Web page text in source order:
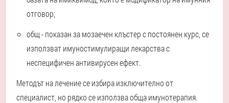
отговор;
общ - показан за мозаечен клъстер с постоянен курс, се
използват имуностимулиращи лекарства с
неспецифичен антивирусен ефект.
Методът на лечение се избира изключително от
специалист, но рядко се използва обща имунотерапия.